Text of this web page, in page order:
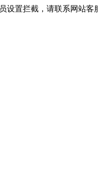
置拦截，请联系网站客